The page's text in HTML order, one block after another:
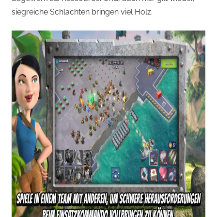
siegreiche Schlachten bringen viel Holz.